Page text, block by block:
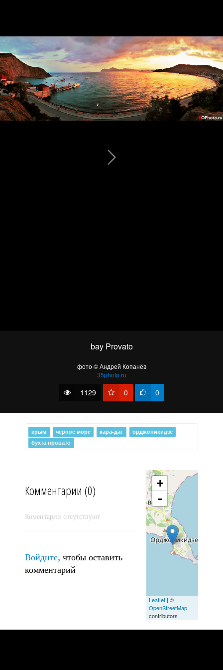
Мыс Ай-я
Алушта
фото © Андрей Копанёв
35photo.ru
bay Provato
1129 0 0
крым черное море кара-даг
орджоникидзе
бухта провато
Комментарии (0)
Коментарии отсутствуют
Войдите, чтобы оставить
комментарий
+
-
Leaflet| ©
OpenStreetMap
contributors